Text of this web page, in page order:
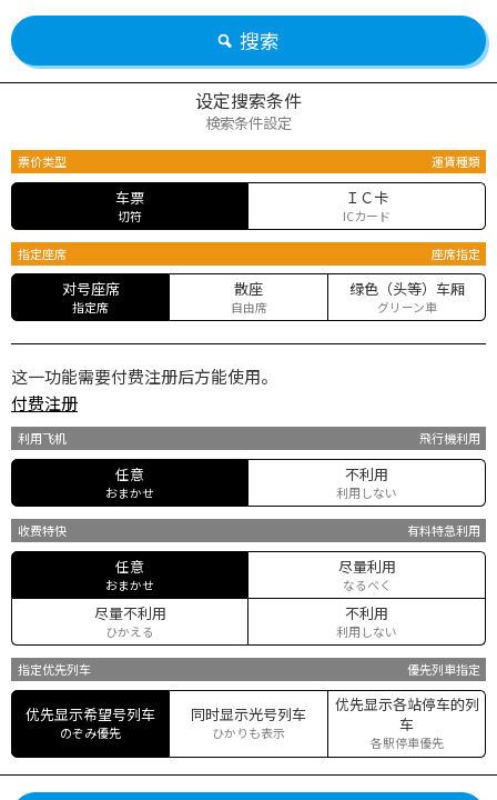
搜索
设定搜索条件
検索条件設定
票价类型 運賃種類
车票
切符
ＩＣ卡
ICカード
指定座席 座席指定
对号座席
指定席
散座
自由席
绿色（头等）车厢
グリーン車
这一功能需要付费注册后方能使用。
付费注册
利用飞机 飛行機利用
任意
おまかせ
不利用
利用しない
收费特快 有料特急利用
任意
おまかせ
尽量利用
なるべく
尽量不利用
ひかえる
不利用
利用しない
指定优先列车 優先列車指定
优先显示希望号列车
のぞみ優先
同时显示光号列车
ひかりも表示
优先显示各站停车的列
车
各駅停車優先